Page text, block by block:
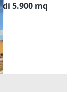
5.900 mq